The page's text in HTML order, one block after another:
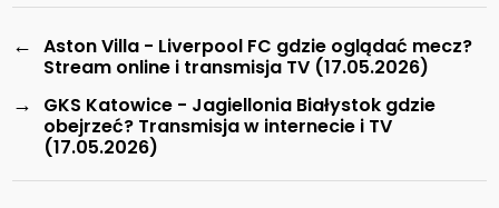
← Aston Villa - Liverpool FC gdzie oglądać mecz?
Stream online i transmisja TV (17.05.2026)
→
GKS Katowice - Jagiellonia Białystok gdzie
obejrzeć? Transmisja w internecie i TV
(17.05.2026)